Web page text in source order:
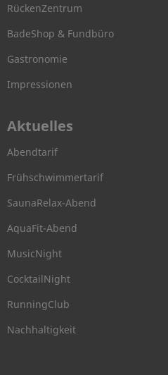
RückenZentrum
BadeShop & Fundbüro
Gastronomie
Impressionen
Aktuelles
Abendtarif
Frühschwimmertarif
SaunaRelax-Abend
AquaFit-Abend
MusicNight
CocktailNight
RunningClub
Nachhaltigkeit